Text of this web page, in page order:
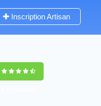
Inscription Artisan